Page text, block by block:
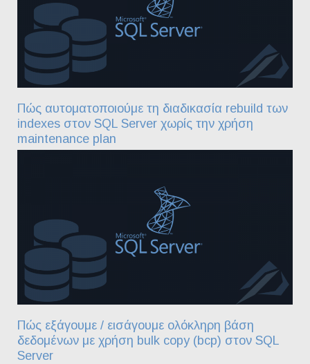
Πώς αυτοματοποιούμε τη διαδικασία rebuild των
indexes στον SQL Server χωρίς την χρήση
maintenance plan
Πώς εξάγουμε / εισάγουμε ολόκληρη βάση
δεδομένων με χρήση bulk copy (bcp) στον SQL
Server